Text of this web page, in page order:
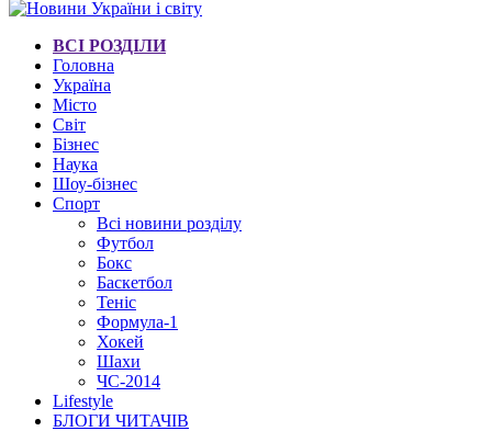
ВСІ РОЗДІЛИ
Головна
Україна
Місто
Світ
Бізнес
Наука
Шоу-бізнес
Спорт
Всі новини розділу
Футбол
Бокс
Баскетбол
Теніс
Формула-1
Хокей
Шахи
ЧС-2014
Lifestyle
БЛОГИ ЧИТАЧІВ